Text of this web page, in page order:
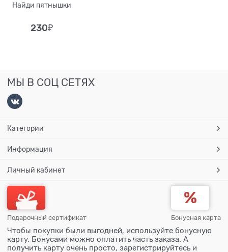
Найди пятнышки
230₽
МЫ В СОЦ СЕТЯХ
Категории
Информация
Личный кабинет
Подарочный сертификат Бонусная карта
Чтобы покупки были выгодней, используйте бонусную
карту. Бонусами можно оплатить часть заказа. А
получить карту очень просто, зарегистрируйтесь и